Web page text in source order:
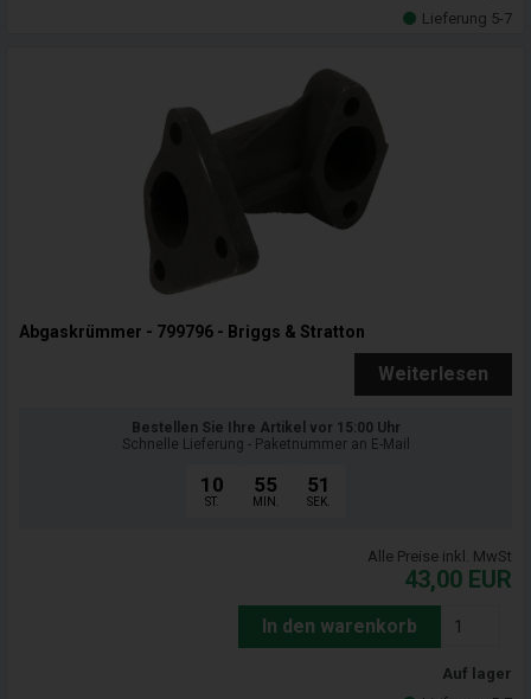
Lieferung 5-7
Abgaskrümmer - 799796 - Briggs & Stratton
Weiterlesen
Bestellen Sie Ihre Artikel vor 15:00 Uhr
Schnelle Lieferung - Paketnummer an E-Mail
10
ST.
55
MIN.
50
SEK.
Alle Preise inkl. MwSt
43,00 EUR
In den warenkorb
Auf lager